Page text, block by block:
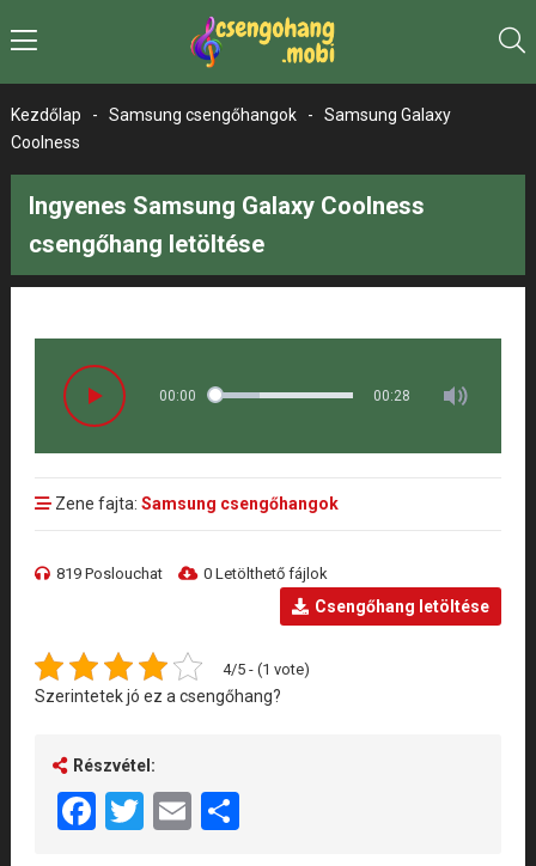
Kezdőlap - Samsung csengőhangok -
Samsung Galaxy
Coolness
Ingyenes Samsung Galaxy Coolness
csengőhang letöltése
00:00 00:28
Zene fajta: Samsung csengőhangok
819 Poslouchat 0 Letölthető fájlok
Csengőhang letöltése
4/5 - (1 vote)
Szerintetek jó ez a csengőhang?
Részvétel:
Facebook
Twitter
EmailShare